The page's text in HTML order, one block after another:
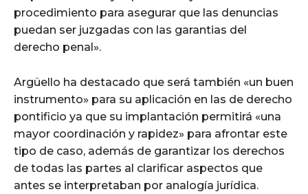
procedimiento para asegurar que las denuncias
puedan ser juzgadas con las garantias del
derecho penal».
Argüello ha destacado que será también «un buen
instrumento» para su aplicación en las de derecho
pontificio ya que su implantación permitirá «una
mayor coordinación y rapidez» para afrontar este
tipo de caso, además de garantizar los derechos
de todas las partes al clarificar aspectos que
antes se interpretaban por analogía jurídica.